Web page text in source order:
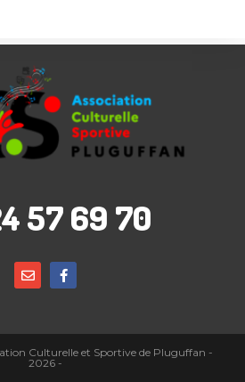
57 69 70
Culturelle et Sportive de Pluguffan -
2026 -